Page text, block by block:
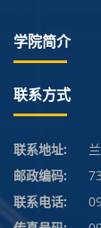
学院简介
联系方式
联系地址:
邮政编码:
联系电话: